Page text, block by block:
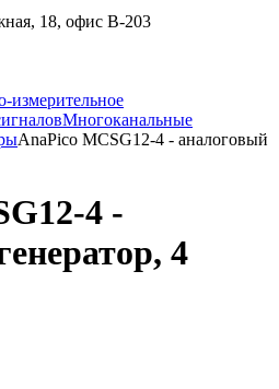
18, офис B-203
измерительное
Многоканальные
AnaPico MCSG12-4 - аналоговый
4 -
4